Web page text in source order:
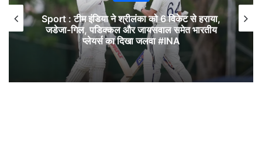
Sport : टीम इंडिया ने श्रीलंका को 6 विकेट से हराया,
जडेजा-गिल, पडिक्कल और जायसवाल समेत भारतीय
प्लेयर्स का दिखा जलवा #INA